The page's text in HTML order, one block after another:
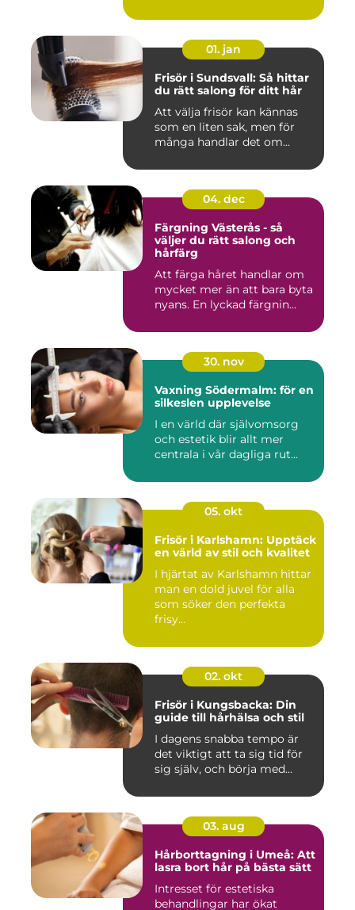
01. jan
Frisör i Sundsvall: Så hittar
du rätt salong för ditt hår
Att välja frisör kan kännas
som en liten sak, men för
många handlar det om...
04. dec
Färgning Västerås - så
väljer du rätt salong och
hårfärg
Att färga håret handlar om
mycket mer än att bara byta
nyans. En lyckad färgnin...
30. nov
Vaxning Södermalm: för en
silkeslen upplevelse
I en värld där självomsorg
och estetik blir allt mer
centrala i vår dagliga rut...
05. okt
Frisör i Karlshamn: Upptäck
en värld av stil och kvalitet
I hjärtat av Karlshamn hittar
man en dold juvel för alla
som söker den perfekta
frisy...
02. okt
Frisör i Kungsbacka: Din
guide till hårhälsa och stil
I dagens snabba tempo är
det viktigt att ta sig tid för
sig själv, och börja med...
03. aug
Hårborttagning i Umeå: Att
lasra bort hår på bästa sätt
Intresset för estetiska
behandlingar har ökat